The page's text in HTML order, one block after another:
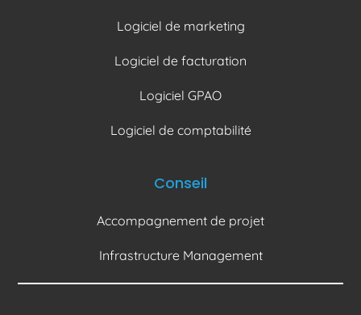
Logiciel de marketing
Logiciel de facturation
Logiciel GPAO
Logiciel de comptabilité
Conseil
Accompagnement de projet
Infrastructure Management